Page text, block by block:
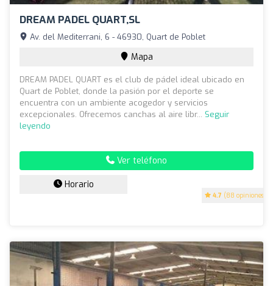
DREAM PADEL QUART,SL
4.7 (88 opiniones)
Av. del Mediterrani, 6 - 46930, Quart de Poblet
Mapa
DREAM PADEL QUART es el club de pádel ideal ubicado en
Quart de Poblet, donde la pasión por el deporte se
encuentra con un ambiente acogedor y servicios
excepcionales. Ofrecemos canchas al aire libr... Seguir
leyendo
Ver teléfono
Horario